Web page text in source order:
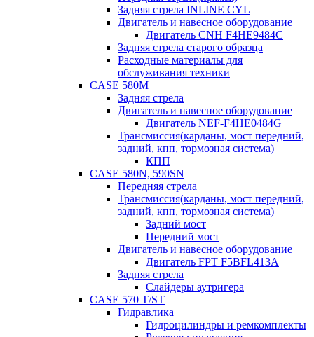
Задняя стрела INLINE CYL
Двигатель и навесное оборудование
Двигатель CNH F4HE9484C
Задняя стрела старого образца
Расходные материалы для
обслуживания техники
CASE 580M
Задняя стрела
Двигатель и навесное оборудование
Двигатель NEF-F4HE0484G
Трансмиссия(карданы, мост передний,
задний, кпп, тормозная система)
КПП
CASE 580N, 590SN
Передняя стрела
Трансмиссия(карданы, мост передний,
задний, кпп, тормозная система)
Задний мост
Передний мост
Двигатель и навесное оборудование
Двигатель FPT F5BFL413A
Задняя стрела
Слайдеры аутригера
CASE 570 T/ST
Гидравлика
Гидроцилиндры и ремкомплекты